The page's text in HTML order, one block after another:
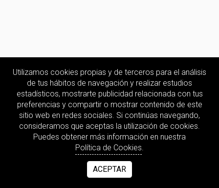
Utilizamos cookies propias y de terceros para el análisis
de tus hábitos de navegación y realizar estudios
estadísticos, mostrarte publicidad relacionada con tus
preferencias y compartir o mostrar contenido de este
sitio web en redes sociales. Si continúas navegando,
consideramos que aceptas la utilización de cookies.
Puedes obtener más información en nuestra
Política de Cookies.
ACEPTAR